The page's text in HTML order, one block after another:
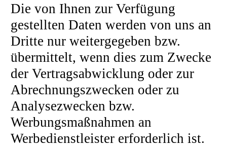
Die von Ihnen zur Verfügung
gestellten Daten werden von uns an
Dritte nur weitergegeben bzw.
übermittelt, wenn dies zum Zwecke
der Vertragsabwicklung oder zur
Abrechnungszwecken oder zu
Analysezwecken bzw.
Werbungsmaßnahmen an
Werbedienstleister erforderlich ist.